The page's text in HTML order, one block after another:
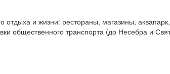
отдыха и жизни: рестораны, магазины, аквапарк,
общественного транспорта (до Несебра и